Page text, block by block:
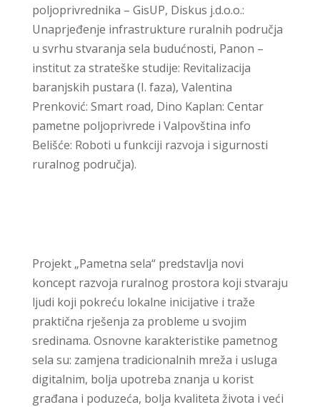
poljoprivrednika – GisUP, Diskus j.d.o.o.:
Unaprjeđenje infrastrukture ruralnih područja
u svrhu stvaranja sela budućnosti, Panon –
institut za strateške studije: Revitalizacija
baranjskih pustara (I. faza), Valentina
Prenković: Smart road, Dino Kaplan: Centar
pametne poljoprivrede i Valpovština info
Belišće: Roboti u funkciji razvoja i sigurnosti
ruralnog područja).
Projekt „Pametna sela“ predstavlja novi
koncept razvoja ruralnog prostora koji stvaraju
ljudi koji pokreću lokalne inicijative i traže
praktična rješenja za probleme u svojim
sredinama. Osnovne karakteristike pametnog
sela su: zamjena tradicionalnih mreža i usluga
digitalnim, bolja upotreba znanja u korist
građana i poduzeća, bolja kvaliteta života i veći